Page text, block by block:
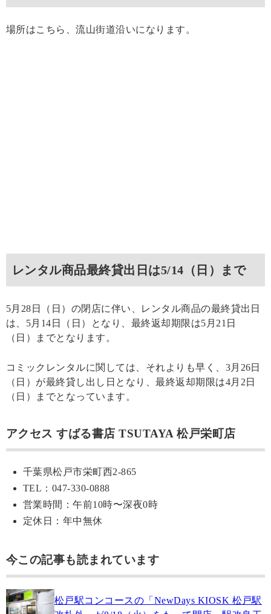
場所はこちら、流山街道沿いになります。
レンタル商品最終貸出日は5/14（日）まで
5月28日（日）の閉店に伴い、レンタル商品の最終貸出日
は、5月14日（日）となり、最終返却期限は5月21日
（日）までとなります。
コミックレンタルに関しては、それよりも早く、3月26日
（日）が最終貸し出し日となり、最終返却期限は4月2日
（日）までとなっています。
アクセス すばる書店 TSUTAYA 松戸栄町店
千葉県松戸市栄町西2-865
TEL：047-330-0888
営業時間：午前10時〜深夜0時
定休日：年中無休
今この記事も読まれています
松戸駅コンコースの「NewDays KIOSK 松戸駅